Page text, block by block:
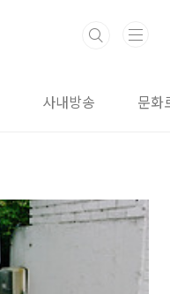
사내방송 문화